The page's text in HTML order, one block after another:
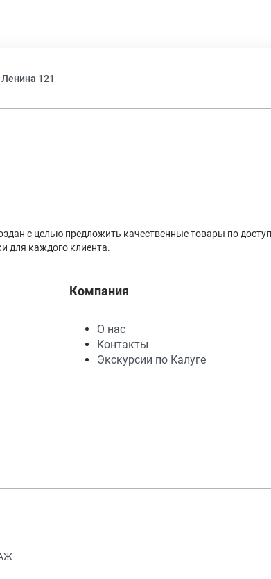
Ленина 121
с целью предложить качественные товары по
для каждого клиента.
Компания
О нас
Контакты
Экскурсии по Калуге